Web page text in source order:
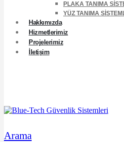
PLAKA TANIMA
YÜZ TANIMA
Hakkımızda
Hizmetlerimiz
Projelerimiz
İletişim
Arama